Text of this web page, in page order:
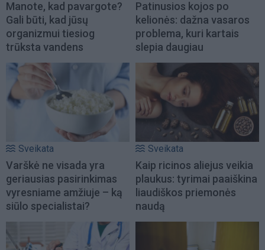
Manote, kad pavargote?
Gali būti, kad jūsų
organizmui tiesiog
trūksta vandens
Patinusios kojos po
kelionės: dažna vasaros
problema, kuri kartais
slepia daugiau
Sveikata
Varškė ne visada yra
geriausias pasirinkimas
vyresniame amžiuje – ką
siūlo specialistai?
Sveikata
Kaip ricinos aliejus veikia
plaukus: tyrimai paaiškina
liaudiškos priemonės
naudą